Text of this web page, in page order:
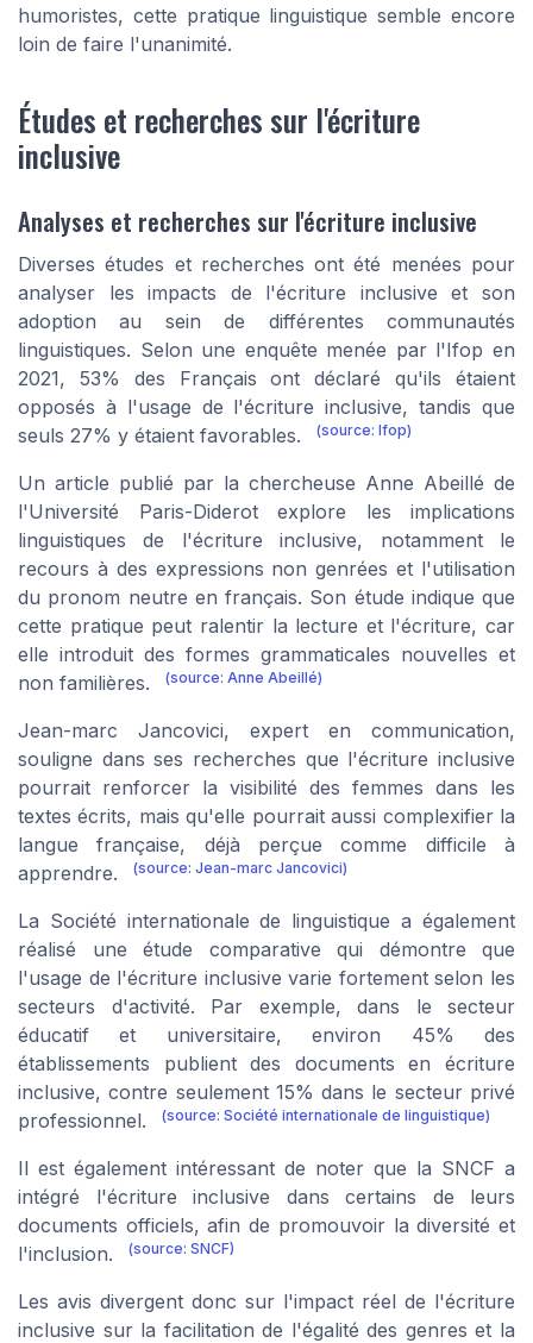
humoristes, cette pratique linguistique semble encore
loin de faire l'unanimité.
Études et recherches sur l'écriture
inclusive
Analyses et recherches sur l'écriture inclusive
Diverses études et recherches ont été menées pour
analyser les impacts de l'écriture inclusive et son
adoption au sein de différentes communautés
linguistiques. Selon une enquête menée par l'Ifop en
2021, 53% des Français ont déclaré qu'ils étaient
opposés à l'usage de l'écriture inclusive, tandis que
seuls 27% y étaient favorables.
(source: Ifop)
Un article publié par la chercheuse Anne Abeillé de
l'Université Paris-Diderot explore les implications
linguistiques de l'écriture inclusive, notamment le
recours à des expressions non genrées et l'utilisation
du pronom neutre en français. Son étude indique que
cette pratique peut ralentir la lecture et l'écriture, car
elle introduit des formes grammaticales nouvelles et
non familières.
(source: Anne Abeillé)
Jean-marc Jancovici, expert en communication,
souligne dans ses recherches que l'écriture inclusive
pourrait renforcer la visibilité des femmes dans les
textes écrits, mais qu'elle pourrait aussi complexifier la
langue française, déjà perçue comme difficile à
apprendre.
(source: Jean-marc Jancovici)
La Société internationale de linguistique a également
réalisé une étude comparative qui démontre que
l'usage de l'écriture inclusive varie fortement selon les
secteurs d'activité. Par exemple, dans le secteur
éducatif et universitaire, environ 45% des
établissements publient des documents en écriture
inclusive, contre seulement 15% dans le secteur privé
professionnel.
(source: Société internationale de linguistique)
Il est également intéressant de noter que la SNCF a
intégré l'écriture inclusive dans certains de leurs
documents officiels, afin de promouvoir la diversité et
l'inclusion.
(source: SNCF)
Les avis divergent donc sur l'impact réel de l'écriture
inclusive sur la facilitation de l'égalité des genres et la